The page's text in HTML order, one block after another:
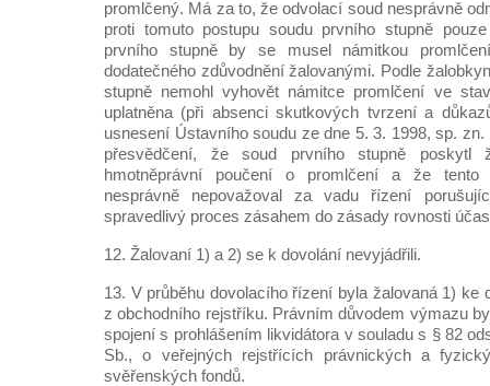
promlčený. Má za to, že odvolací soud nesprávně
proti tomuto postupu soudu prvního stupně
prvního stupně by se musel námitkou
dodatečného zdůvodnění žalovanými. Podle
stupně nemohl vyhovět námitce promlčení ve
uplatněna (při absenci skutkových tvrzení a
usnesení Ústavního soudu ze dne 5. 3. 1998, sp.
přesvědčení, že soud prvního stupně poskytl
hmotněprávní poučení o promlčení a že tento
nesprávně nepovažoval za vadu řízení
spravedlivý proces zásahem do zásady rovnosti
12. Žalovaní 1) a 2) se k dovolání nevyjádřili.
13. V průběhu dovolacího řízení byla žalovaná 1) ke
z obchodního rejstříku. Právním důvodem výmazu
spojení s prohlášením likvidátora v souladu s § 82
Sb., o veřejných rejstřících právnických a
svěřenských fondů.